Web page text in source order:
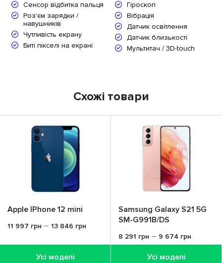
Сенсор відбитка пальця
Роз'єм зарядки /
навушників
Чутливість екрану
Биті пікселі на екрані
Гіроскоп
Вібрація
Датчик освітлення
Датчик близькості
Мультитач / 3D-touch
Схожі товари
Apple IPhone 12 mini
11 997 грн – 13 846 грн
Усі моделі
Samsung Galaxy S21 5G
SM-G991B/DS
8 291 грн – 9 674 грн
Усі моделі